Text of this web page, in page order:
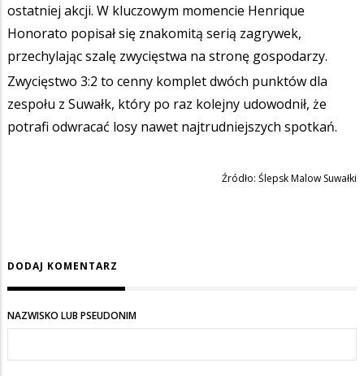
ostatniej akcji. W kluczowym momencie Henrique
Honorato popisał się znakomitą serią zagrywek,
przechylając szalę zwycięstwa na stronę gospodarzy.
Zwycięstwo 3:2 to cenny komplet dwóch punktów dla
zespołu z Suwałk, który po raz kolejny udowodnił, że
potrafi odwracać losy nawet najtrudniejszych spotkań.
Źródło: Ślepsk Malow Suwałki
DODAJ KOMENTARZ
NAZWISKO LUB PSEUDONIM